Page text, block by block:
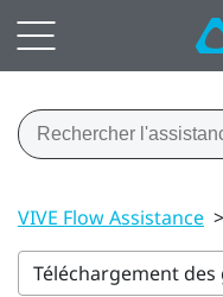
VIVE Flow Assistance >
Téléchargement des